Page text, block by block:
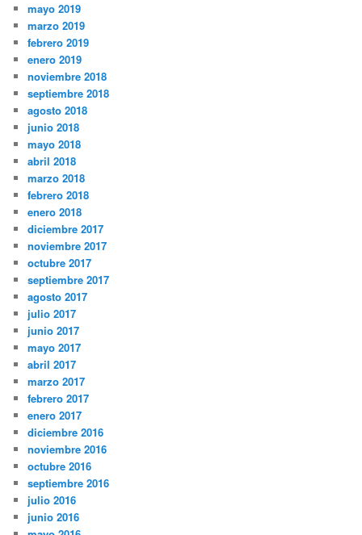
mayo 2019
marzo 2019
febrero 2019
enero 2019
noviembre 2018
septiembre 2018
agosto 2018
junio 2018
mayo 2018
abril 2018
marzo 2018
febrero 2018
enero 2018
diciembre 2017
noviembre 2017
octubre 2017
septiembre 2017
agosto 2017
julio 2017
junio 2017
mayo 2017
abril 2017
marzo 2017
febrero 2017
enero 2017
diciembre 2016
noviembre 2016
octubre 2016
septiembre 2016
julio 2016
junio 2016